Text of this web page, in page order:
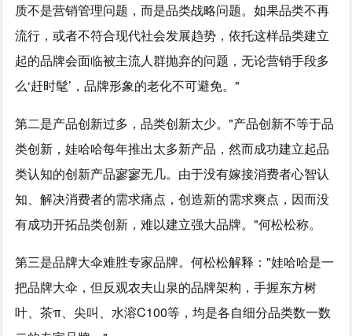
质不是营销管理问题，而是品类战略问题。如果品类不再
流行，或者不符合现代社会发展趋势，依托这样品类建立
起的品牌会面临被主流人群抛弃的问题，无论营销手段多
么‘赶时髦’，品牌形象的老化不可避免。"
第二是产品创新过多，品类创新太少。"产品创新不等于品
类创新，娃哈哈每年推出太多新产品，然而成功建立起品
类认知的创新产品寥寥无几。由于没有嫁接消费者心智认
知、解决消费者的需求痛点，创造新的需求爽点，因而没
有成功开拓品类创新，难以建立强大品牌。"何松松称。
第三是品牌大伞难胜专家品牌。何松松解释："娃哈哈是一
把品牌大伞，但反观农夫山泉的品牌架构，手握东方树
叶、茶π、尖叫、水溶C100等，均是各自细分品类数一数